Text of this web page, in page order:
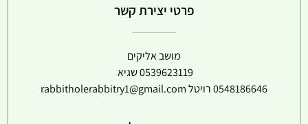
פרטי יצירת קשר
מושב אליקים
0539623119שגיא
0548186646רויטלrabbitholerabbitry1@gmail.com